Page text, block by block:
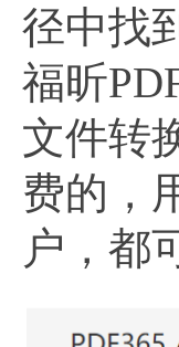
径中找
福昕
文件转
费的，
户，都